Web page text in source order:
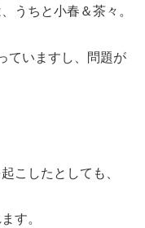
うちと小春＆茶々。
ていますし、問題が
こしたとしても、
す。